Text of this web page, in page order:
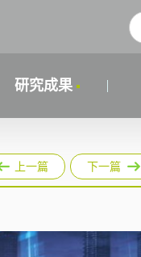
研究成果
上一篇 下一篇